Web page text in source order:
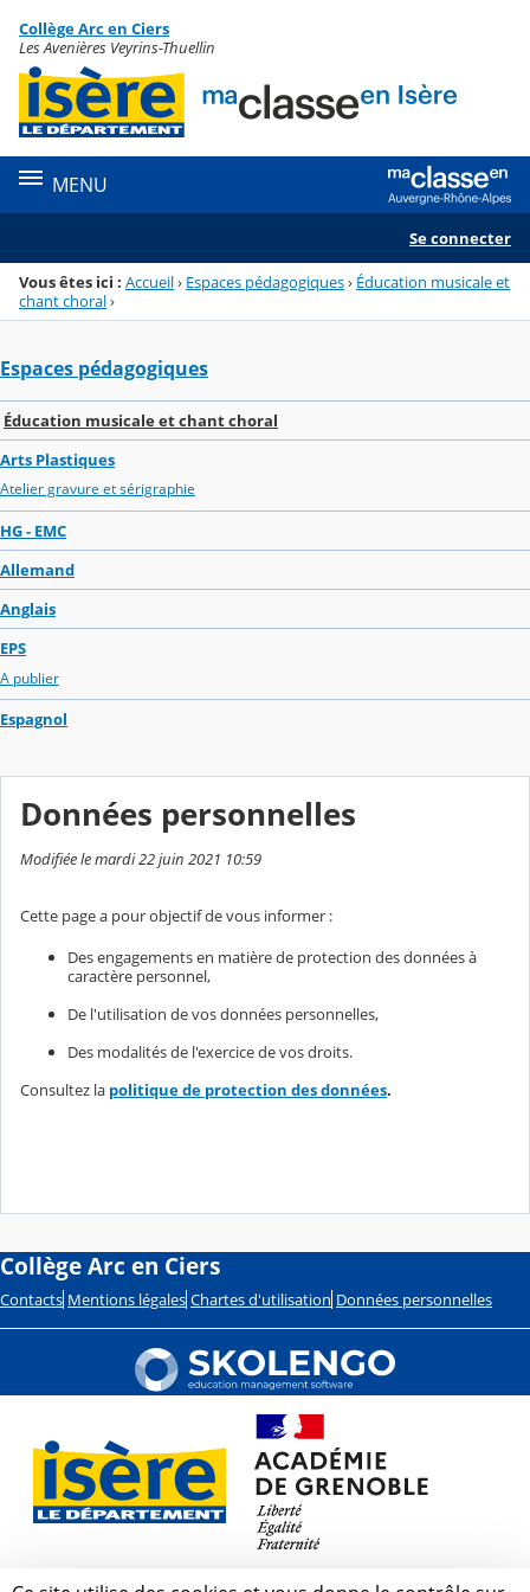
Menu de la rubrique
Contenu
Collège Arc en Ciers
Les Avenières Veyrins-Thuellin
MENU
Se connecter
Vous êtes ici : Accueil› Espaces pédagogiques› Éducation musicale et
chant choral›
Espaces pédagogiques
Éducation musicale et chant choral
Arts Plastiques
Atelier gravure et sérigraphie
HG - EMC
Allemand
Anglais
EPS
A publier
Espagnol
Données personnelles
Modifiée le mardi 22 juin 2021 10:59
Cette page a pour objectif de vous informer :
Des engagements en matière de protection des données à
caractère personnel,
De l'utilisation de vos données personnelles,
Des modalités de l'exercice de vos droits.
Consultez la politique de protection des données.
Collège Arc en Ciers
Contacts Mentions légales Chartes d'utilisation Données personnelles